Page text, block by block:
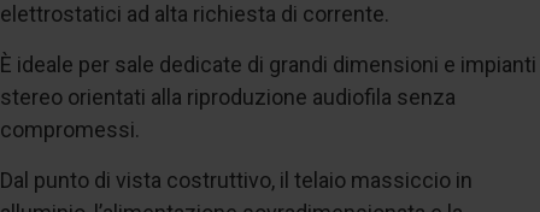
elettrostatici ad alta richiesta di corrente.
È ideale per sale dedicate di grandi dimensioni e impianti
stereo orientati alla riproduzione audiofila senza
compromessi.
Dal punto di vista costruttivo, il telaio massiccio in